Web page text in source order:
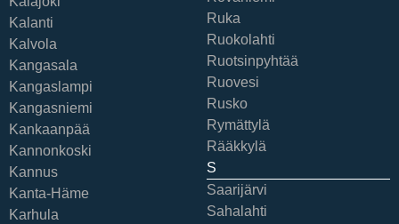
Kalanti
Kalvola
Kangasala
Kangaslampi
Kangasniemi
Kankaanpää
Kannonkoski
Kannus
Kanta-Häme
Karhula
Ruka
Ruokolahti
Ruotsinpyhtää
Ruovesi
Rusko
Rymättylä
Rääkkylä
S
Saarijärvi
Sahalahti